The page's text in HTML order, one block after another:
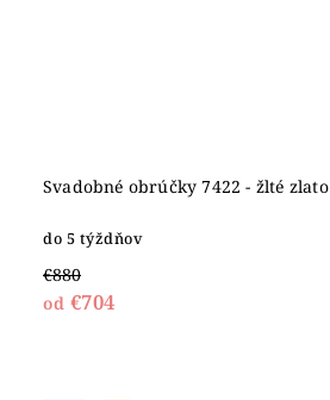
Svadobné obrúčky 7422 - žlté zlato
do 5 týždňov
€880
od €704